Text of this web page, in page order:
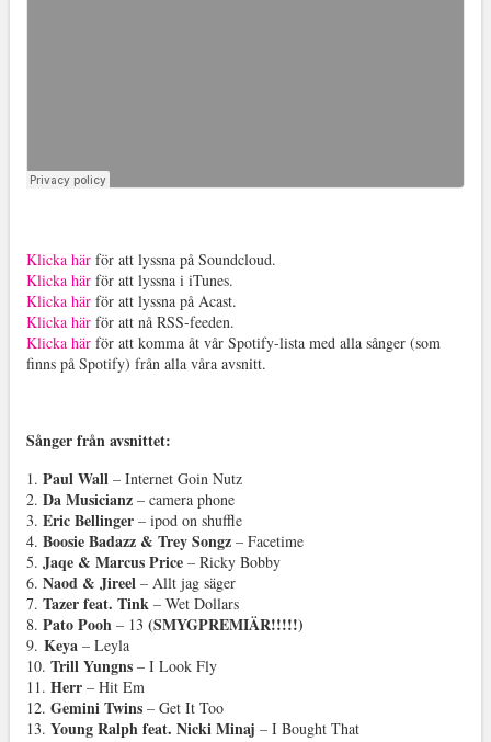
Klicka härför att lyssna på Soundcloud.
Klicka härför att lyssna i iTunes.
Klicka härför att lyssna på Acast.
Klicka härför att nå RSS-feeden.
Klicka härför att komma åt vår Spotify-lista med alla sånger (som
finns på Spotify) från alla våra avsnitt.
Sånger från avsnittet:
1. Paul Wall– Internet Goin Nutz
2. Da Musicianz– camera phone
3. Eric Bellinger – ipod on shuffle
4. Boosie Badazz & Trey Songz – Facetime
5. Jaqe & Marcus Price– Ricky Bobby
6. Naod & Jireel– Allt jag säger
7. Tazer feat. Tink– Wet Dollars
8. Pato Pooh – 13 (SMYGPREMIÄR!!!!!)
9. Keya– Leyla
10. Trill Yungns– I Look Fly
11. Herr – Hit Em
12. Gemini Twins– Get It Too
13. Young Ralph feat. Nicki Minaj – I Bought That